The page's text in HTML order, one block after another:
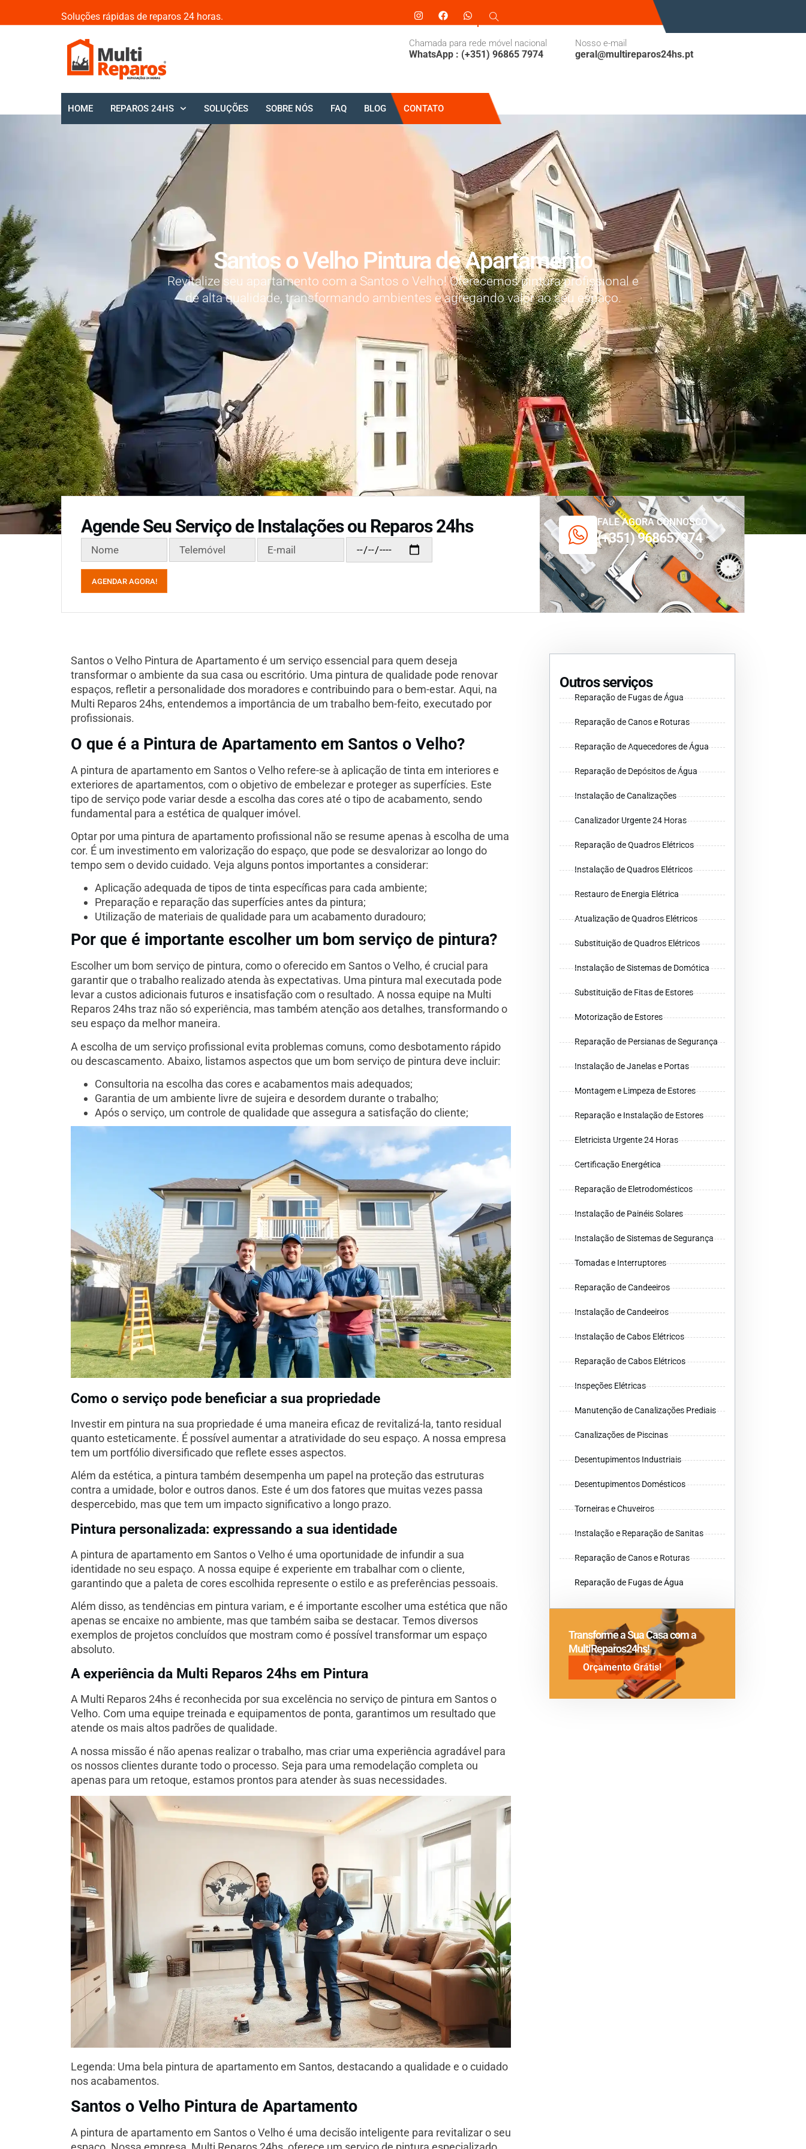
Soluções rápidas de reparos 24 horas.
Chamada para rede móvel nacional
WhatsApp : (+351) 96865 7974
Nosso e-mail
geral@multireparos24hs.pt
HOME REPAROS 24HS SOLUÇÕES SOBRE NÓS FAQ BLOG CONTATO
Santos o Velho Pintura de Apartamento
Revitalize seu apartamento com a Santos o Velho! Oferecemos pintura profissional e
de alta qualidade, transformando ambientes e agregando valor ao seu espaço.
Agende Seu Serviço de Instalações ou Reparos 24hs
AGENDAR AGORA!
FALE AGORA CONNOSCO
(+351) 968657974
Santos o Velho Pintura de Apartamento é um serviço essencial para quem deseja
transformar o ambiente da sua casa ou escritório. Uma pintura de qualidade pode renovar
espaços, refletir a personalidade dos moradores e contribuindo para o bem-estar. Aqui, na
Multi Reparos 24hs, entendemos a importância de um trabalho bem-feito, executado por
profissionais.
O que é a Pintura de Apartamento em Santos o Velho?
A pintura de apartamento em Santos o Velho refere-se à aplicação de tinta em interiores e
exteriores de apartamentos, com o objetivo de embelezar e proteger as superfícies. Este
tipo de serviço pode variar desde a escolha das cores até o tipo de acabamento, sendo
fundamental para a estética de qualquer imóvel.
Optar por uma pintura de apartamento profissional não se resume apenas à escolha de uma
cor. É um investimento em valorização do espaço, que pode se desvalorizar ao longo do
tempo sem o devido cuidado. Veja alguns pontos importantes a considerar:
Aplicação adequada de tipos de tinta específicas para cada ambiente;
Preparação e reparação das superfícies antes da pintura;
Utilização de materiais de qualidade para um acabamento duradouro;
Por que é importante escolher um bom serviço de pintura?
Escolher um bom serviço de pintura, como o oferecido em Santos o Velho, é crucial para
garantir que o trabalho realizado atenda às expectativas. Uma pintura mal executada pode
levar a custos adicionais futuros e insatisfação com o resultado. A nossa equipe na Multi
Reparos 24hs traz não só experiência, mas também atenção aos detalhes, transformando o
seu espaço da melhor maneira.
A escolha de um serviço profissional evita problemas comuns, como desbotamento rápido
ou descascamento. Abaixo, listamos aspectos que um bom serviço de pintura deve incluir:
Consultoria na escolha das cores e acabamentos mais adequados;
Garantia de um ambiente livre de sujeira e desordem durante o trabalho;
Após o serviço, um controle de qualidade que assegura a satisfação do cliente;
Como o serviço pode beneficiar a sua propriedade
Investir em pintura na sua propriedade é uma maneira eficaz de revitalizá-la, tanto residual
quanto esteticamente. É possível aumentar a atratividade do seu espaço. A nossa empresa
tem um portfólio diversificado que reflete esses aspectos.
Além da estética, a pintura também desempenha um papel na proteção das estruturas
contra a umidade, bolor e outros danos. Este é um dos fatores que muitas vezes passa
despercebido, mas que tem um impacto significativo a longo prazo.
Pintura personalizada: expressando a sua identidade
A pintura de apartamento em Santos o Velho é uma oportunidade de infundir a sua
identidade no seu espaço. A nossa equipe é experiente em trabalhar com o cliente,
garantindo que a paleta de cores escolhida represente o estilo e as preferências pessoais.
Além disso, as tendências em pintura variam, e é importante escolher uma estética que não
apenas se encaixe no ambiente, mas que também saiba se destacar. Temos diversos
exemplos de projetos concluídos que mostram como é possível transformar um espaço
absoluto.
A experiência da Multi Reparos 24hs em Pintura
A Multi Reparos 24hs é reconhecida por sua excelência no serviço de pintura em Santos o
Velho. Com uma equipe treinada e equipamentos de ponta, garantimos um resultado que
atende os mais altos padrões de qualidade.
A nossa missão é não apenas realizar o trabalho, mas criar uma experiência agradável para
os nossos clientes durante todo o processo. Seja para uma remodelação completa ou
apenas para um retoque, estamos prontos para atender às suas necessidades.
Legenda: Uma bela pintura de apartamento em Santos, destacando a qualidade e o cuidado
nos acabamentos.
Santos o Velho Pintura de Apartamento
A pintura de apartamento em Santos o Velho é uma decisão inteligente para revitalizar o seu
Outros serviços
Reparação de Fugas de Água
Reparação de Canos e Roturas
Reparação de Aquecedores de Água
Reparação de Depósitos de Água
Instalação de Canalizações
Canalizador Urgente 24 Horas
Reparação de Quadros Elétricos
Instalação de Quadros Elétricos
Restauro de Energia Elétrica
Atualização de Quadros Elétricos
Substituição de Quadros Elétricos
Instalação de Sistemas de Domótica
Substituição de Fitas de Estores
Motorização de Estores
Reparação de Persianas de Segurança
Instalação de Janelas e Portas
Montagem e Limpeza de Estores
Reparação e Instalação de Estores
Eletricista Urgente 24 Horas
Certificação Energética
Reparação de Eletrodomésticos
Instalação de Painéis Solares
Instalação de Sistemas de Segurança
Tomadas e Interruptores
Reparação de Candeeiros
Instalação de Candeeiros
Instalação de Cabos Elétricos
Reparação de Cabos Elétricos
Inspeções Elétricas
Manutenção de Canalizações Prediais
Canalizações de Piscinas
Desentupimentos Industriais
Desentupimentos Domésticos
Torneiras e Chuveiros
Instalação e Reparação de Sanitas
Reparação de Canos e Roturas
Reparação de Fugas de Água
Transforme a Sua Casa com a
MultiReparos24hs!
Orçamento Grátis!